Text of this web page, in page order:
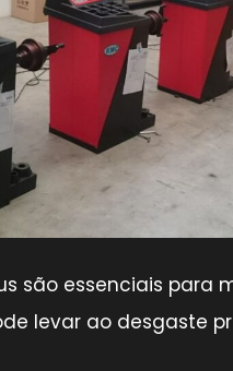
são essenciais para
levar ao desgaste